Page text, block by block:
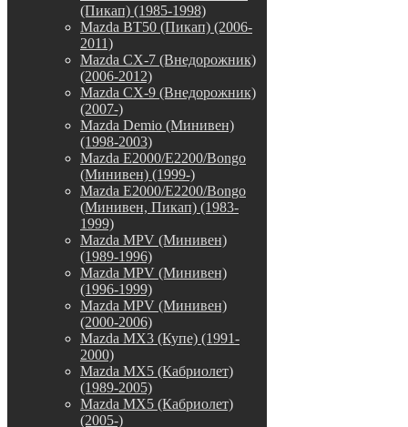
(Пикап) (1985-1998)
Mazda BT50 (Пикап) (2006-
2011)
Mazda CX-7 (Внедорожник)
(2006-2012)
Mazda CX-9 (Внедорожник)
(2007-)
Mazda Demio (Минивен)
(1998-2003)
Mazda E2000/E2200/Bongo
(Минивен) (1999-)
Mazda E2000/E2200/Bongo
(Минивен, Пикап) (1983-
1999)
Mazda MPV (Минивен)
(1989-1996)
Mazda MPV (Минивен)
(1996-1999)
Mazda MPV (Минивен)
(2000-2006)
Mazda MX3 (Купе) (1991-
2000)
Mazda MX5 (Кабриолет)
(1989-2005)
Mazda MX5 (Кабриолет)
(2005-)